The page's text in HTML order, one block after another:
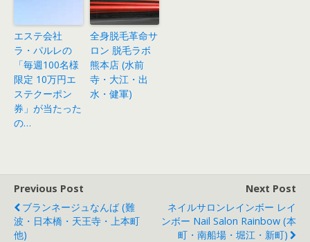
エステ会社
ラ・パルレの
「毎週100名様
限定 10万円エ
ステクーポン
券」が当たった
の…
全身脱毛革命サ
ロン 脱毛ラボ
熊本店 (水前
寺・大江・出
水・健軍)
Previous Post
ブランネージュなんば (難
波・日本橋・天王寺・上本町
他)
Next Post
ネイルサロンレインボー レイ
ンボー Nail Salon Rainbow (本
町・南船場・堀江・新町)